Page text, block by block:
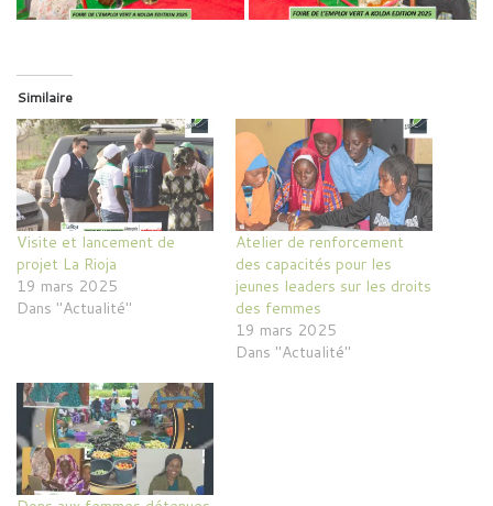
Similaire
Visite et lancement de
projet La Rioja
19 mars 2025
Dans "Actualité"
Atelier de renforcement
des capacités pour les
jeunes leaders sur les droits
des femmes
19 mars 2025
Dans "Actualité"